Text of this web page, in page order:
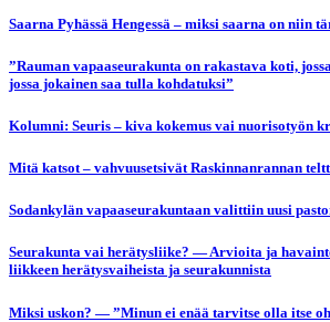
Saarna Pyhässä Hengessä – miksi saarna on niin
”Rauman vapaaseurakunta on rakastava koti,
jossa jokainen saa tulla kohdatuksi”
Kolumni: Seuris – kiva kokemus vai nuorisotyön
Mitä katsot – vahvuusetsivät Raskinnanrannan
Sodankylän vapaaseurakuntaan valittiin uusi
Seurakunta vai herätysliike? — Arvioita ja
liikkeen herätysvaiheista ja seurakunnista
Miksi uskon? — ”Minun ei enää tarvitse olla itse